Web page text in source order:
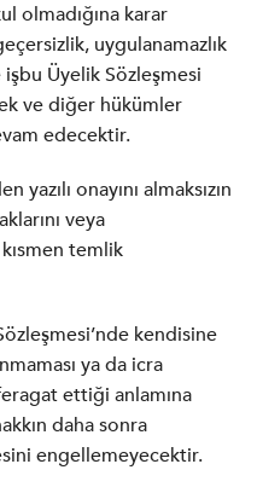
olmadığına karar
uygulanamazlık
Üyelik Sözleşmesi
ve diğer hükümler
edecektir.
yazılı onayını almaksızın
veya
temlik
kendisine
ya da icra
ettiği anlamına
daha sonra
engellemeyecektir.